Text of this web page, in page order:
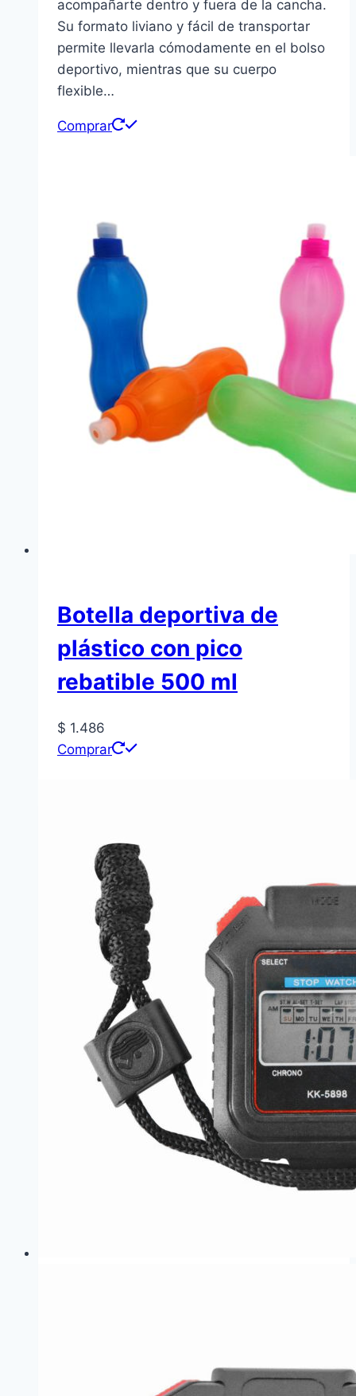
acompañarte dentro y fuera de la cancha.
Su formato liviano y fácil de transportar
permite llevarla cómodamente en el bolso
deportivo, mientras que su cuerpo
flexible…
Comprar
Botella deportiva de
plástico con pico
rebatible 500 ml
$ 1.486
Comprar